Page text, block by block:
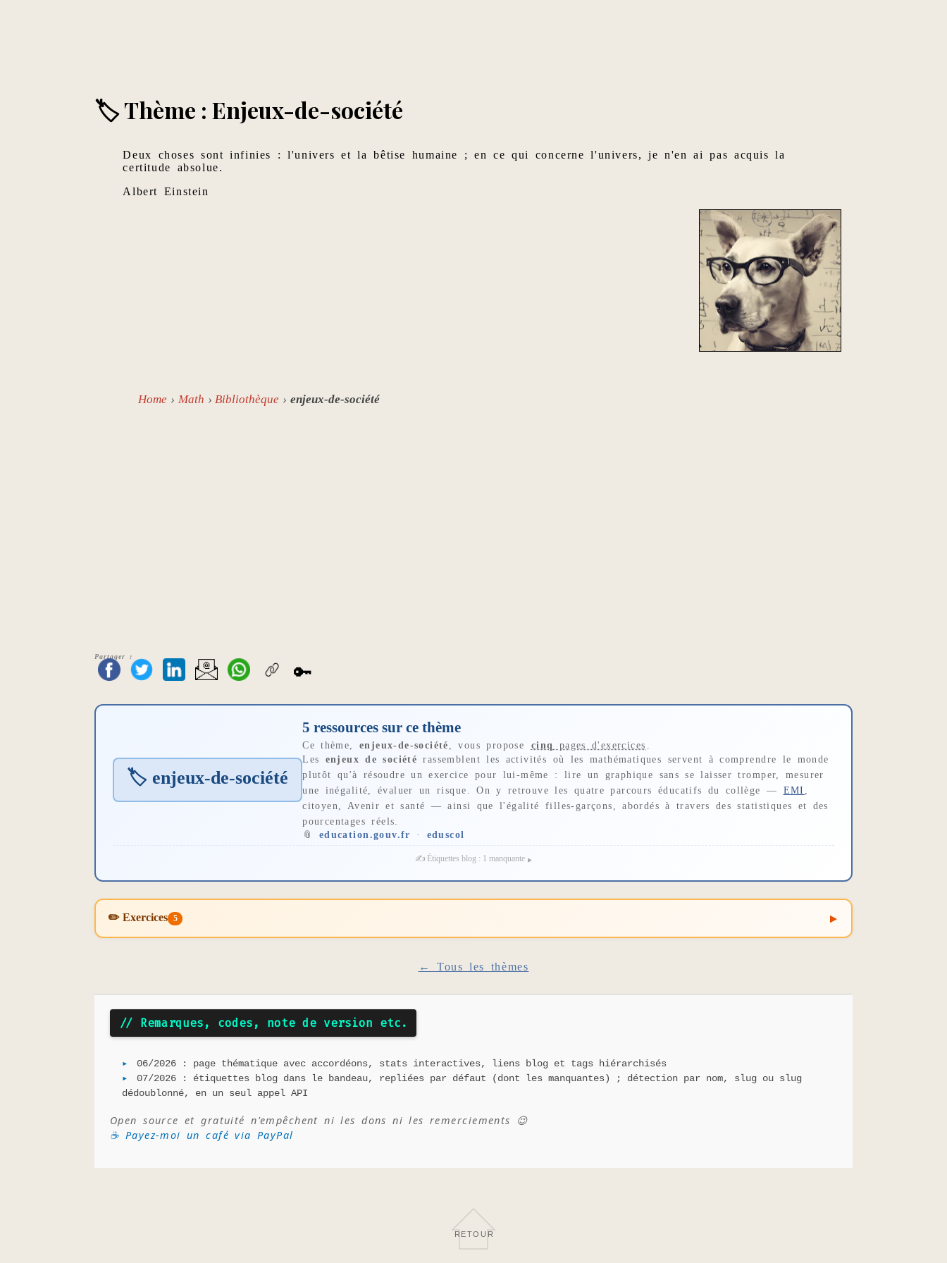
🏷 Thème : Enjeux-de-société
Deux choses sont infinies : l'univers et la bêtise humaine ; en ce qui concerne l'univers, je n'en ai pas acquis la
certitude absolue.
Albert Einstein
Home Math Bibliothèque enjeux-de-société
Partager :
🔑
🏷 enjeux-de-société
5 ressources sur ce thème
Ce thème, enjeux-de-société , vous propose cinq pages d'exercices
Les enjeux de société rassemblent les activités où les mathématiques servent à comprendre le monde
plutôt qu'à résoudre un exercice pour lui-même : lire un graphique sans se laisser tromper, mesurer
une inégalité, évaluer un risque. On y retrouve les quatre parcours éducatifs du collège — EMI
citoyen, Avenir et santé — ainsi que l'égalité filles-garçons, abordés à travers des statistiques et des
pourcentages réels.
📎 education.gouv.fr · eduscol
✍️ Étiquettes blog : 1 manquante
✏️ Exercices 5
← Tous les thèmes
// Remarques, codes, note de version etc.
06/2026 : page thématique avec accordéons, stats interactives, liens blog et tags hiérarchisés
07/2026 : étiquettes blog dans le bandeau, repliées par défaut (dont les manquantes) ; détection par nom, slug ou slug
dédoublonné, en un seul appel API
Open source et gratuité n'empêchent ni les dons ni les remerciements 😉
☕ Payez-moi un café via PayPal
RETOUR